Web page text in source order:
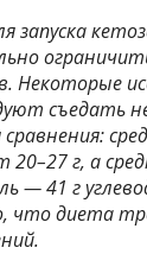
запуска
Некоторые
съедать
сравнения:
20–27 г, а
— 41 г
что диета